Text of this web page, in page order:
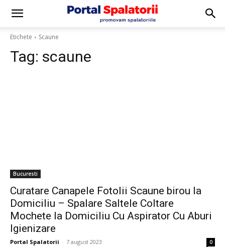
Etichete Scaune
Tag: scaune
Bucuresti
Curatare Canapele Fotolii Scaune birou la
Domiciliu – Spalare Saltele Coltare
Mochete la Domiciliu Cu Aspirator Cu Aburi
Igienizare
Portal Spalatorii - 7 august 2023 0